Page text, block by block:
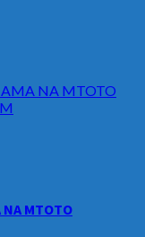
NA MTOTO
NA MTOTO